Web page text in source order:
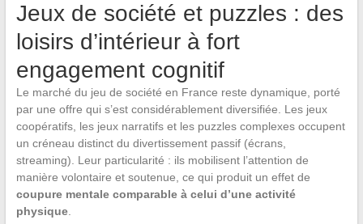
Jeux de société et puzzles : des
loisirs d’intérieur à fort
engagement cognitif
Le marché du jeu de société en France reste dynamique, porté
par une offre qui s’est considérablement diversifiée. Les jeux
coopératifs, les jeux narratifs et les puzzles complexes occupent
un créneau distinct du divertissement passif (écrans,
streaming). Leur particularité : ils mobilisent l’attention de
manière volontaire et soutenue, ce qui produit un effet de
coupure mentale comparable à celui d’une activité
physique.